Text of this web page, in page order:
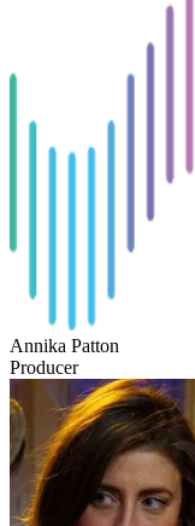
Annika Patton
Producer